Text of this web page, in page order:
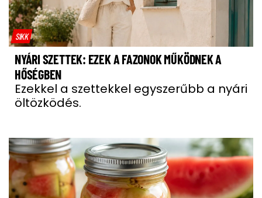
SIKK
NYÁRI SZETTEK: EZEK A FAZONOK MŰKÖDNEK A
HŐSÉGBEN
Ezekkel a szettekkel egyszerűbb a nyári
öltözködés.